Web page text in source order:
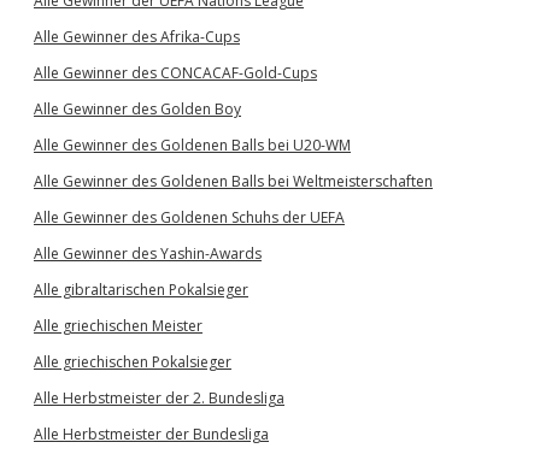
Alle Gewinner des Afrika-Cups
Alle Gewinner des CONCACAF-Gold-Cups
Alle Gewinner des Golden Boy
Alle Gewinner des Goldenen Balls bei U20-WM
Alle Gewinner des Goldenen Balls bei Weltmeisterschaften
Alle Gewinner des Goldenen Schuhs der UEFA
Alle Gewinner des Yashin-Awards
Alle gibraltarischen Pokalsieger
Alle griechischen Meister
Alle griechischen Pokalsieger
Alle Herbstmeister der 2. Bundesliga
Alle Herbstmeister der Bundesliga